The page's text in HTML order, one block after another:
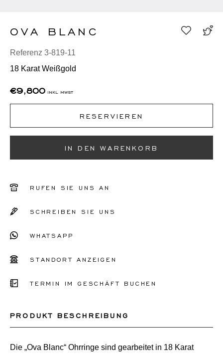
OVA BLANC
Referenz 3-819-11
18 Karat Weißgold
€9,800 inkl mwst
RESERVIEREN
IN DEN WARENKORB
RUFEN SIE UNS AN
SCHREIBEN SIE UNS
WHATSAPP
STANDORT ANZEIGEN
TERMIN IM GESCHÄFT BUCHEN
PRODUKT BESCHREIBUNG
Die „Ova Blanc“ Ohrringe sind gearbeitet in 18 Karat